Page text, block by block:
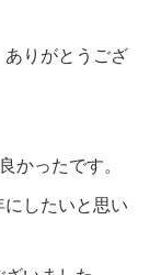
りがとうござ
かったです。
したいと思い